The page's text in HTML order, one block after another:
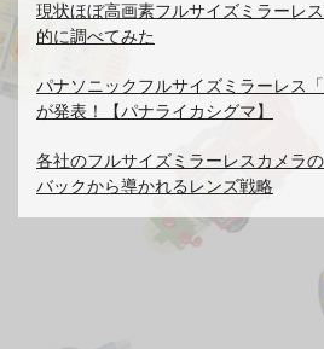
現状ほぼ高画素フルサイズミラーレ
的に調べてみた
パナソニックフルサイズミラーレス
が発表！【パナライカシグマ】
各社のフルサイズミラーレスカメラ
バックから導かれるレンズ戦略